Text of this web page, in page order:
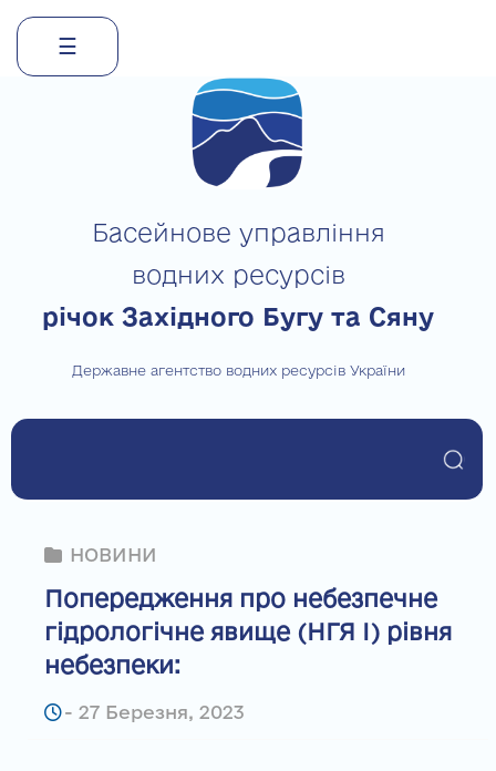
☰
Басейнове управління
водних ресурсів
річок Західного Бугу та Сяну
Державне агентство водних ресурсів України
НОВИНИ
Попередження про небезпечне
гідрологічне явище (НГЯ І) рівня
небезпеки:
- 27 Березня, 2023